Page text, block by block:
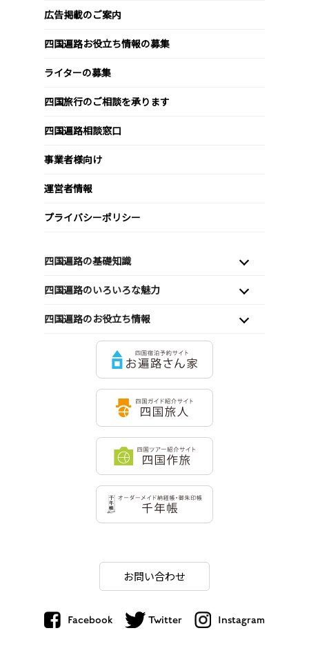
広告掲載のご案内
四国遍路お役立ち情報の募集
ライターの募集
四国旅行のご相談を承ります
四国遍路相談窓口
事業者様向け
運営者情報
プライバシーポリシー
四国遍路の基礎知識
四国遍路のいろいろな魅力
四国遍路のお役立ち情報
お問い合わせ
Facebook Twitter Instagram